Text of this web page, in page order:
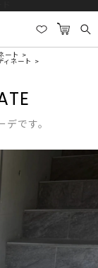
ート
ィネート
です。